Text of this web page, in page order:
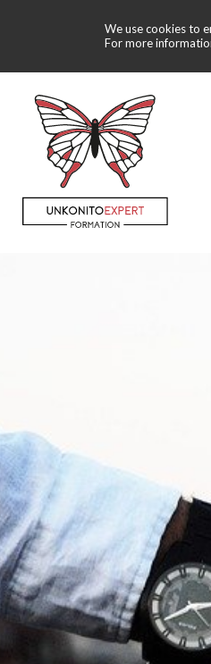
We use cookies to
For more
contenu
principal